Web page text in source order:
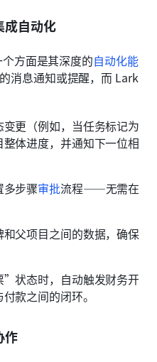
成自动化
方面是其深度的自动化能
消息通知或提醒，而 Lark
更（例如，当任务标记为
体进度，并通知下一位相
步骤审批流程——无需在
父项目之间的数据，确保
状态时，自动触发财务开
款之间的闭环。
作